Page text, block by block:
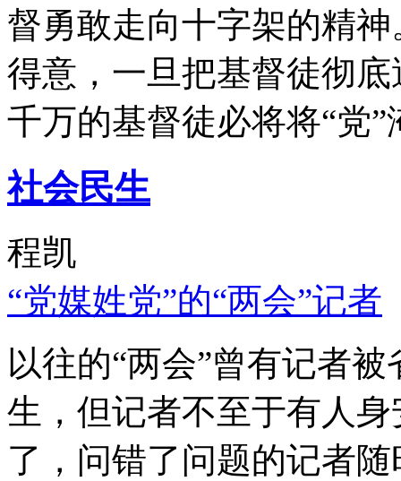
督勇敢走向十字架的精
得意，一旦把基督徒彻
千万的基督徒必将将“党”
社会民生
程凯
“党媒姓党”的“两会”记者
以往的“两会”曾有记者
生，但记者不至于有人
了，问错了问题的记者